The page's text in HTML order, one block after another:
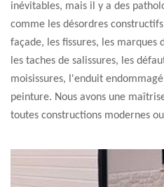
inévitables, mais il y a des
comme les désordres
façade, les fissures, les marques
les taches de salissures, les
moisissures, l'enduit
peinture. Nous avons une
toutes constructions modernes